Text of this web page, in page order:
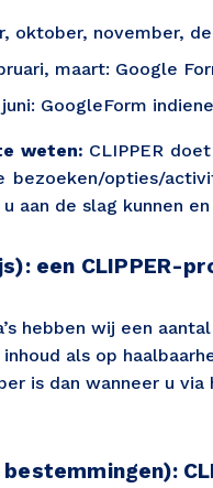
oktober, november,
maart: Google
GoogleForm
weten: CLIPPER
bezoeken/opties/
aan de slag kunnen
een CLIPPER-
hebben wij een
als op
is dan wanneer u